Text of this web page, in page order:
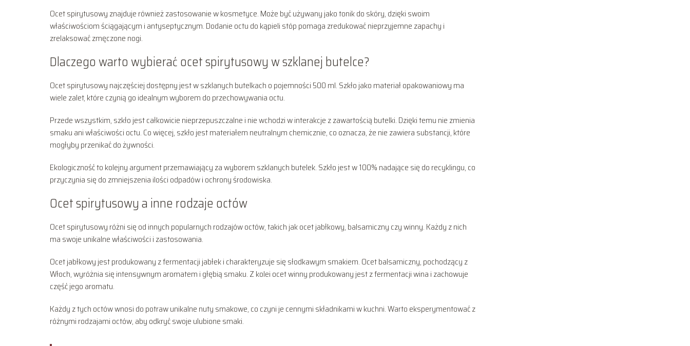
Ocet spirytusowy znajduje również zastosowanie w kosmetyce. Może być używany jako tonik do skóry, dzięki swoim
właściwościom ściągającym i antyseptycznym. Dodanie octu do kąpieli stóp pomaga zredukować nieprzyjemne zapachy i
zrelaksować zmęczone nogi.
Dlaczego warto wybierać ocet spirytusowy w szklanej butelce?
Ocet spirytusowy najczęściej dostępny jest w szklanych butelkach o pojemności 500 ml. Szkło jako materiał opakowaniowy ma
wiele zalet, które czynią go idealnym wyborem do przechowywania octu.
Przede wszystkim, szkło jest całkowicie nieprzepuszczalne i nie wchodzi w interakcje z zawartością butelki. Dzięki temu nie zmienia
smaku ani właściwości octu. Co więcej, szkło jest materiałem neutralnym chemicznie, co oznacza, że nie zawiera substancji, które
mogłyby przenikać do żywności.
Ekologiczność to kolejny argument przemawiający za wyborem szklanych butelek. Szkło jest w 100% nadające się do recyklingu, co
przyczynia się do zmniejszenia ilości odpadów i ochrony środowiska.
Ocet spirytusowy a inne rodzaje octów
Ocet spirytusowy różni się od innych popularnych rodzajów octów, takich jak ocet jabłkowy, balsamiczny czy winny. Każdy z nich
ma swoje unikalne właściwości i zastosowania.
Ocet jabłkowy jest produkowany z fermentacji jabłek i charakteryzuje się słodkawym smakiem. Ocet balsamiczny, pochodzący z
Włoch, wyróżnia się intensywnym aromatem i głębią smaku. Z kolei ocet winny produkowany jest z fermentacji wina i zachowuje
część jego aromatu.
Każdy z tych octów wnosi do potraw unikalne nuty smakowe, co czyni je cennymi składnikami w kuchni. Warto eksperymentować z
różnymi rodzajami octów, aby odkryć swoje ulubione smaki.